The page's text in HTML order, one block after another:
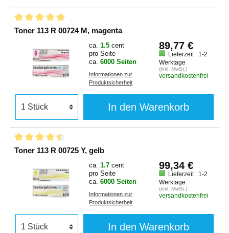
Toner 113 R 00724 M, magenta
ca. 1.5 cent
pro Seite
ca. 6000 Seiten
Informationen zur
Produktsicherheit
89,77 €
Lieferzeit : 1-2
Werktage
(inkl. MwSt.)
versandkostenfrei
In den Warenkorb
Toner 113 R 00725 Y, gelb
ca. 1.7 cent
pro Seite
ca. 6000 Seiten
Informationen zur
Produktsicherheit
99,34 €
Lieferzeit : 1-2
Werktage
(inkl. MwSt.)
versandkostenfrei
In den Warenkorb